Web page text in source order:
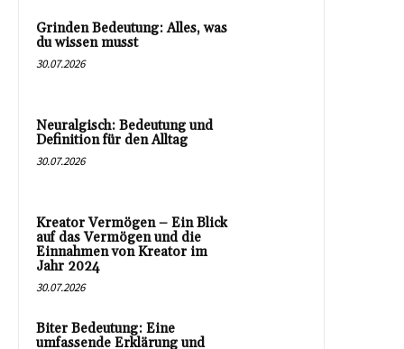
Grinden Bedeutung: Alles, was
du wissen musst
30.07.2026
Neuralgisch: Bedeutung und
Definition für den Alltag
30.07.2026
Kreator Vermögen – Ein Blick
auf das Vermögen und die
Einnahmen von Kreator im
Jahr 2024
30.07.2026
Biter Bedeutung: Eine
umfassende Erklärung und